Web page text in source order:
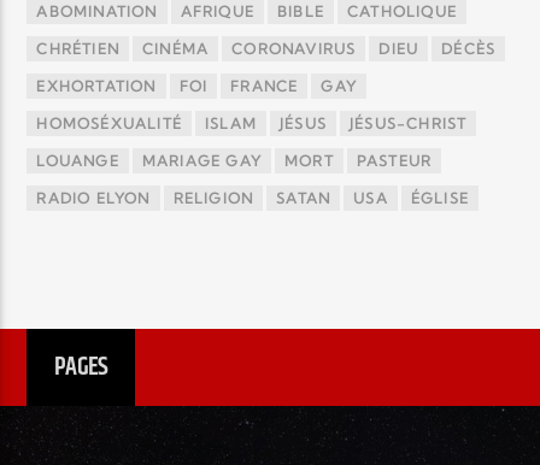
ABOMINATION AFRIQUE BIBLE CATHOLIQUE
CHRÉTIEN CINÉMA CORONAVIRUS DIEU DÉCÈS
EXHORTATION FOI FRANCE GAY
HOMOSÉXUALITÉ ISLAM JÉSUS JÉSUS-CHRIST
LOUANGE MARIAGE GAY MORT PASTEUR
RADIO ELYON RELIGION SATAN USA ÉGLISE
PAGES